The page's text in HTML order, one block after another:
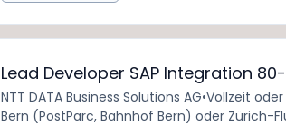
Lead Developer SAP Integration
NTT DATA Business Solutions AG•Vollzeit
Bern (PostParc, Bahnhof Bern) oder Zürich-